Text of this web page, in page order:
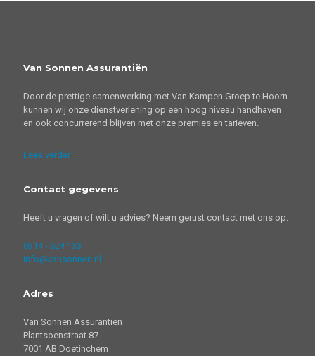
Van Sonnen Assurantiën
Door de prettige samenwerking met Van Kampen Groep te Hoorn
kunnen wij onze dienstverlening op een hoog niveau handhaven
en ook concurrerend blijven met onze premies en tarieven.
Lees verder
Contact gegevens
Heeft u vragen of wilt u advies? Neem gerust contact met ons op.
0314 - 624 133
info@vansonnen.nl
Adres
Van Sonnen Assurantiën
Plantsoenstraat 87
7001 AB Doetinchem